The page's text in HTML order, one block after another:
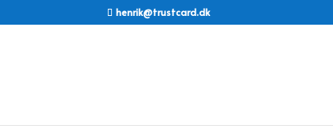
henrik@trustcard.dk